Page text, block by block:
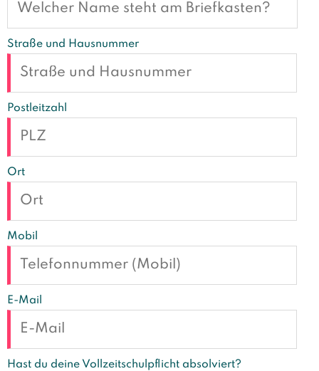
Straße und Hausnummer
Postleitzahl
Ort
Mobil
E-Mail
Hast du deine Vollzeitschulpflicht absolviert?